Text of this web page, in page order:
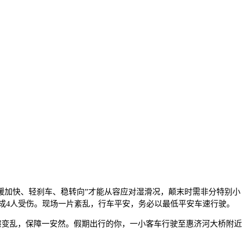
加快、轻刹车、稳转向”才能从容应对湿滑况，颠末时需非分特别小
人受伤。现场一片紊乱，行车平安，务必以最低平安车速行驶。
，保障一安然。假期出行的你，一小客车行驶至惠济河大桥附近